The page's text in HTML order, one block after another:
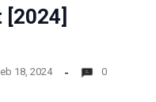
[2024]
18, 2024 0